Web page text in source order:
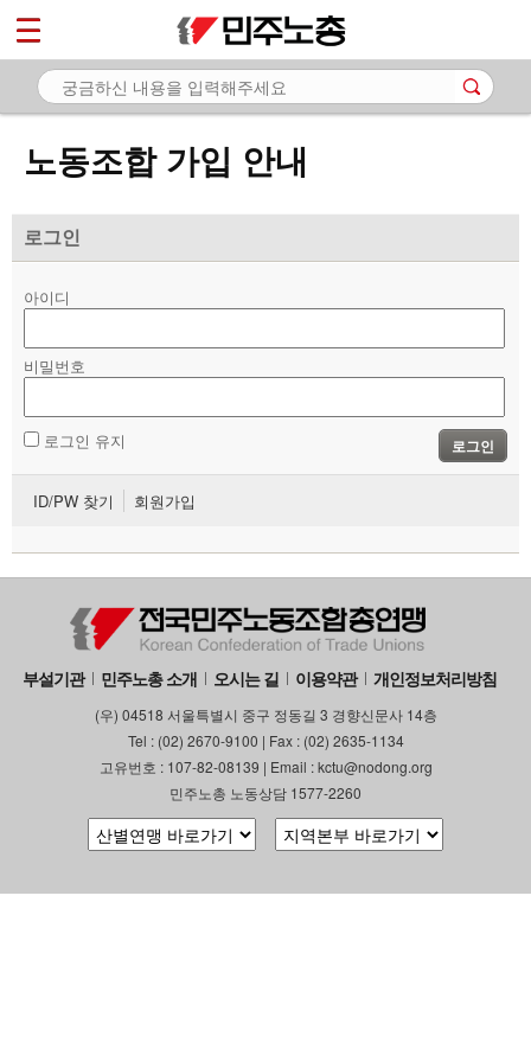
노동조합 가입 안내
로그인
아이디
비밀번호
로그인 유지 로그인
ID/PW 찾기 회원가입
부설기관 민주노총 소개 오시는 길 이용약관 개인정보처리방침
(우) 04518 서울특별시 중구 정동길 3 경향신문사 14층
Tel : (02) 2670-9100 | Fax : (02) 2635-1134
고유번호 : 107-82-08139 | Email : kctu@nodong.org
민주노총 노동상담 1577-2260
마이페이지
소개
노동상담
- 게시판 상담
- 바로보기
- 찾아보기
- 전국 노동상담소 안내
자료
부설기관